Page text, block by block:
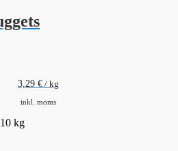
3,29 € / kg
inkl. moms
kg